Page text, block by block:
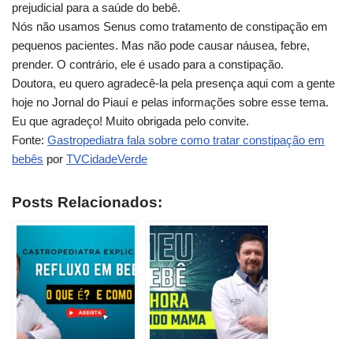
prejudicial para a saúde do bebê.
Nós não usamos Senus como tratamento de constipação em
pequenos pacientes. Mas não pode causar náusea, febre,
prender. O contrário, ele é usado para a constipação.
Doutora, eu quero agradecê-la pela presença aqui com a gente
hoje no Jornal do Piauí e pelas informações sobre esse tema.
Eu que agradeço! Muito obrigada pelo convite.
Fonte: Gastropediatra fala sobre como tratar constipação em
bebês por TVCidadeVerde
Posts Relacionados: